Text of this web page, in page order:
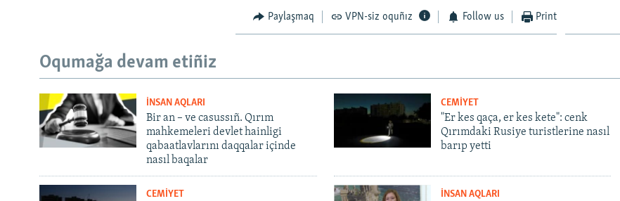
Paylaşmaq VPN-siz oquñız Follow us Print
Oqumağa devam etiñiz
İNSAN AQLARI
Bir an – ve casussıñ. Qırım
mahkemeleri devlet hainligi
qabaatlavlarını daqqalar içinde
nasıl baqalar
CEMİYET
"Er kes qaça, er kes kete": cenk
Qırımdaki Rusiye turistlerine nasıl
barıp yetti
CEMİYET İNSAN AQLARI